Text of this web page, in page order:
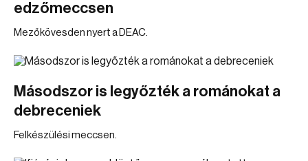
edzőmeccsen
Mezőkövesden nyert a DEAC.
Másodszor is legyőzték a románokat a
debreceniek
Felkészülési meccsen.